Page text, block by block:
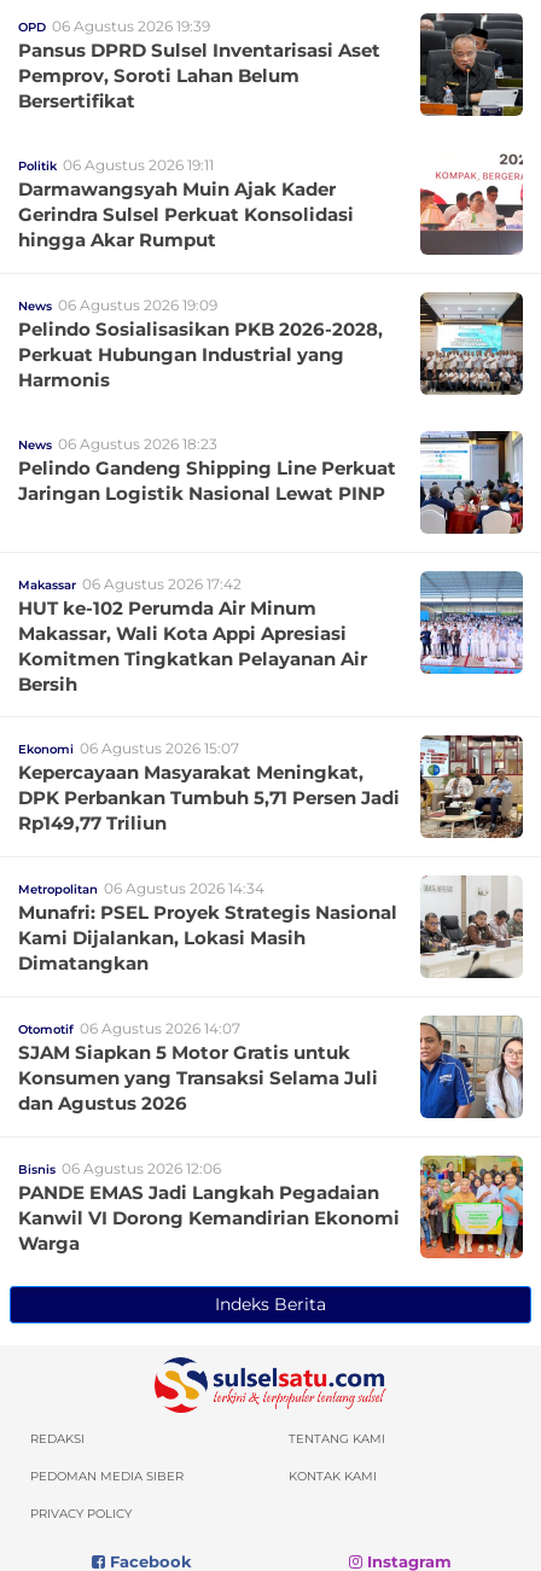
OPD 06 Agustus 2026 19:39
Pansus DPRD Sulsel Inventarisasi Aset
Pemprov, Soroti Lahan Belum
Bersertifikat
Politik 06 Agustus 2026 19:11
Darmawangsyah Muin Ajak Kader
Gerindra Sulsel Perkuat Konsolidasi
hingga Akar Rumput
News 06 Agustus 2026 19:09
Pelindo Sosialisasikan PKB 2026-2028,
Perkuat Hubungan Industrial yang
Harmonis
News 06 Agustus 2026 18:23
Pelindo Gandeng Shipping Line Perkuat
Jaringan Logistik Nasional Lewat PINP
Makassar 06 Agustus 2026 17:42
HUT ke-102 Perumda Air Minum
Makassar, Wali Kota Appi Apresiasi
Komitmen Tingkatkan Pelayanan Air
Bersih
Ekonomi 06 Agustus 2026 15:07
Kepercayaan Masyarakat Meningkat,
DPK Perbankan Tumbuh 5,71 Persen Jadi
Rp149,77 Triliun
Metropolitan 06 Agustus 2026 14:34
Munafri: PSEL Proyek Strategis Nasional
Kami Dijalankan, Lokasi Masih
Dimatangkan
Otomotif 06 Agustus 2026 14:07
SJAM Siapkan 5 Motor Gratis untuk
Konsumen yang Transaksi Selama Juli
dan Agustus 2026
Bisnis 06 Agustus 2026 12:06
PANDE EMAS Jadi Langkah Pegadaian
Kanwil VI Dorong Kemandirian Ekonomi
Warga
Indeks Berita
REDAKSI TENTANG KAMI
PEDOMAN MEDIA SIBER KONTAK KAMI
PRIVACY POLICY
Facebook Instagram